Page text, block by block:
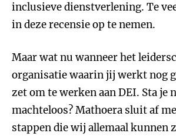
inclusieve dienstverlening. Te
in deze recensie op te nemen.
Maar wat nu wanneer het
organisatie waarin jij werkt nog
zet om te werken aan DEI. Sta je
machteloos? Mathoera sluit af
stappen die wij allemaal kunnen